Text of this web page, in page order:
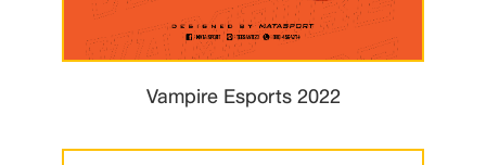
Vampire Esports 2022